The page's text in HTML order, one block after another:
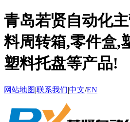
青岛若贤自动化
料周转箱,零件盒,
塑料托盘等产品!
网站地图|联系我们|中文/EN